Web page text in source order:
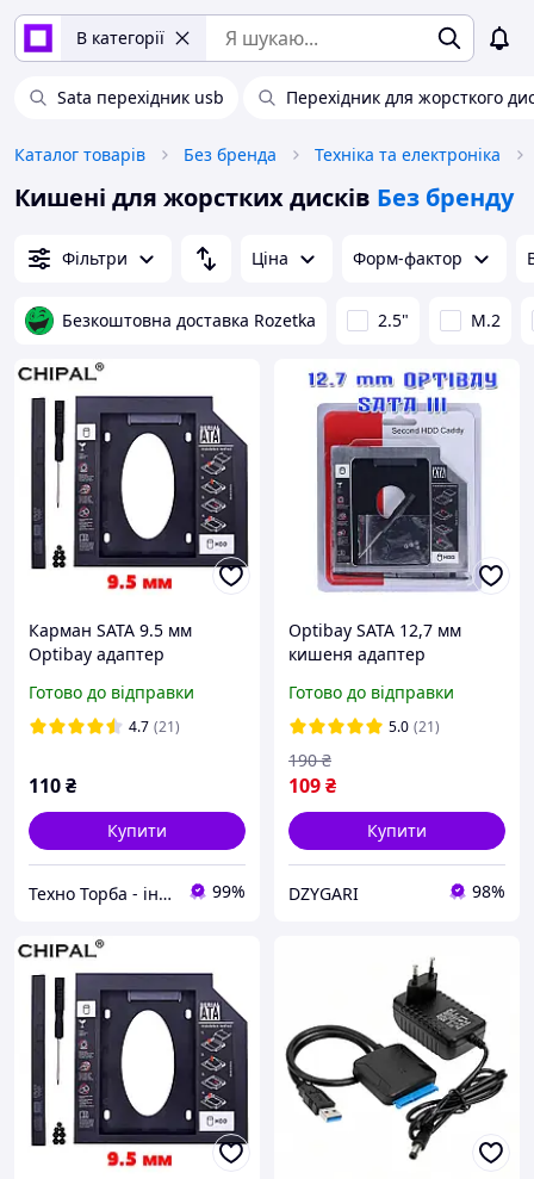
В категорії
Sata перехідник usb Перехідник для жорсткого
Каталог товарів Без бренда Техніка та електроніка
Кишені для жорстких дисків Без бренду
Фільтри Ціна Форм-фактор
Безкоштовна доставка Rozetka 2.5" M.2
Карман SATA 9.5 мм
Optibay адаптер
другого диска 2.5" HDD та
SSD
Готово до відправки
4.7 (21)
110₴
Купити
Техно Торба - інтернет-магазин | tehnotorba.com.ua 99%
Optibay SATA 12,7 мм
кишеня адаптер
диска 2.5" алюмінієвий
TISHRIC
Готово до відправки
5.0 (21)
109₴
190 ₴
Купити
DZYGARI 98%